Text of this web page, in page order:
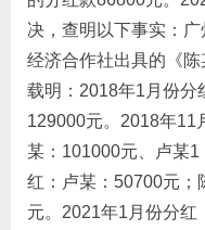
决，查明以下事实：
经济合作社出具的《
载明：2018年1月份分
129000元。2018年11
某：101000元、卢某
红：卢某：50700元；
元。2021年1月份分